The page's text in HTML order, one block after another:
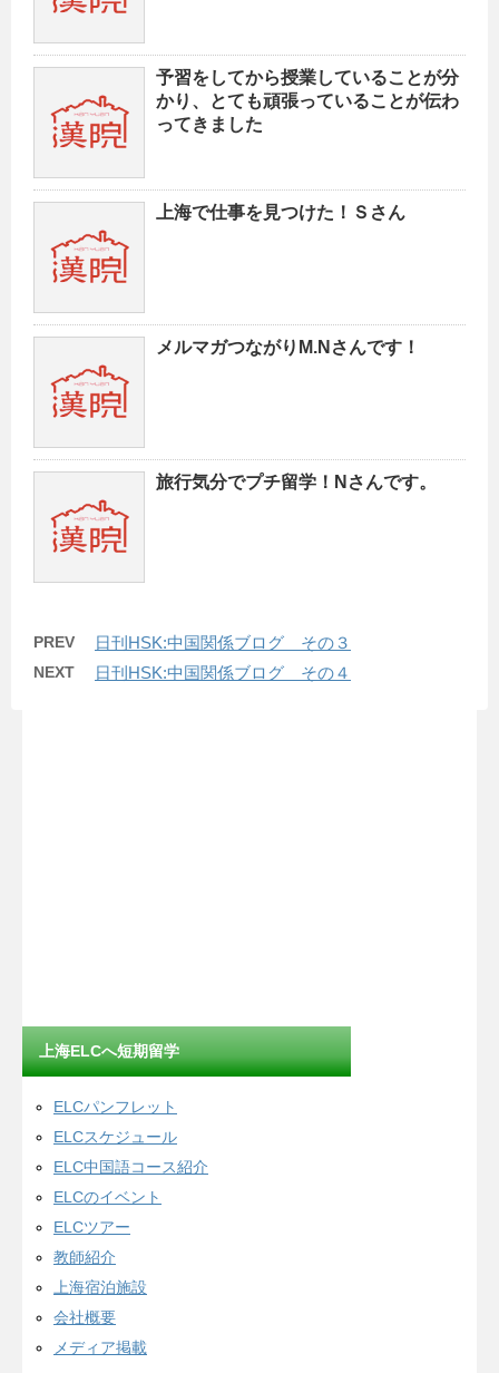
予習をしてから授業していることが分
かり、とても頑張っていることが伝わ
ってきました
上海で仕事を見つけた！Ｓさん
メルマガつながりM.Nさんです！
旅行気分でプチ留学！Nさんです。
PREV 日刊HSK:中国関係ブログ その３
NEXT 日刊HSK:中国関係ブログ その４
上海ELCへ短期留学
ELCパンフレット
ELCスケジュール
ELC中国語コース紹介
ELCのイベント
ELCツアー
教師紹介
上海宿泊施設
会社概要
メディア掲載